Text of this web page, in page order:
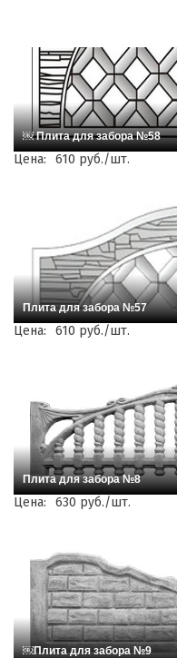
￼ Плита для забора №58
Цена: 610 руб./шт.
Плита для забора №57
Цена: 610 руб./шт.
Плита для забора №8
Цена: 630 руб./шт.
￼Плита для забора №9